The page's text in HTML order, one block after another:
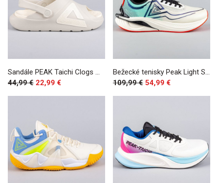
Sandále PEAK Taichi Clogs Waves WHITE GRAY GREEN
44,99 € 22,99 €
Bežecké tenisky Peak Light Shuttle Pro Running Shoes White/Black/Green
109,99 € 54,99 €